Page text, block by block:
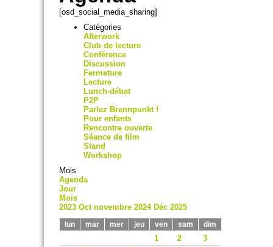
[osd_social_media_sharing]
Catégories
Afterwork
Club de lecture
Conférence
Discussion
Fermeture
Lecture
Lunch-débat
P2P
Parlez Brennpunkt !
Pour enfants
Rencontre ouverte
Séance de film
Stand
Workshop
Mois
Agenda
Jour
Mois
2023 Oct novembre 2024 Déc 2025
lun mar mer jeu ven sam dim
1 2
3